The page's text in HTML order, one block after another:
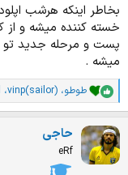
بخاطر اینکه هرشب
خسته کننده میشه و
پست و مرحله جدید تو
میشه .
ا
م
ی
ا
ز
طوطو، vinp(sailor)،
حاجی
eRf